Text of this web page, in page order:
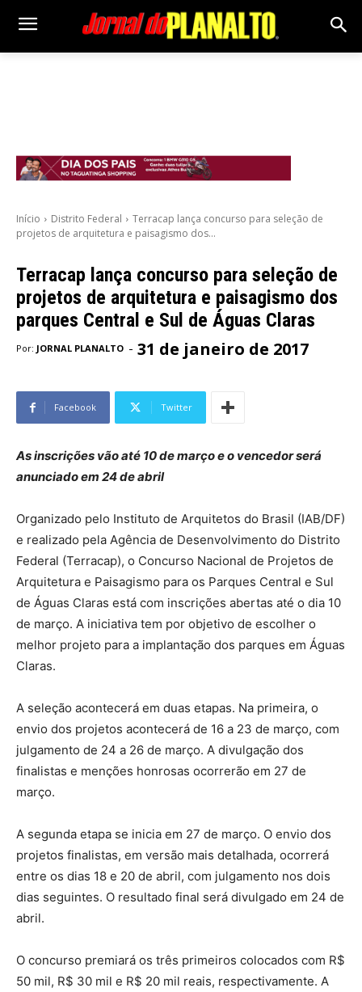
Início Distrito Federal
Terracap lança concurso para seleção de
projetos de arquitetura e paisagismo dos...
Terracap lança concurso para seleção de
projetos de arquitetura e paisagismo dos
parques Central e Sul de Águas Claras
Por: JORNAL PLANALTO - 31 de janeiro de 2017
Facebook Twitter
As inscrições vão até 10 de março e o vencedor será
anunciado em 24 de abril
Organizado pelo Instituto de Arquitetos do Brasil (IAB/DF)
e realizado pela Agência de Desenvolvimento do Distrito
Federal (Terracap), o Concurso Nacional de Projetos de
Arquitetura e Paisagismo para os Parques Central e Sul
de Águas Claras está com inscrições abertas até o dia 10
de março. A iniciativa tem por objetivo de escolher o
melhor projeto para a implantação dos parques em Águas
Claras.
A seleção acontecerá em duas etapas. Na primeira, o
envio dos projetos acontecerá de 16 a 23 de março, com
julgamento de 24 a 26 de março. A divulgação dos
finalistas e menções honrosas ocorrerão em 27 de
março.
A segunda etapa se inicia em 27 de março. O envio dos
projetos finalistas, em versão mais detalhada, ocorrerá
entre os dias 18 e 20 de abril, com julgamento nos dois
dias seguintes. O resultado final será divulgado em 24 de
abril.
O concurso premiará os três primeiros colocados com R$
50 mil, R$ 30 mil e R$ 20 mil reais, respectivamente. A